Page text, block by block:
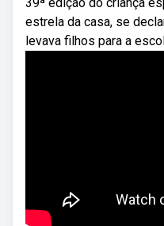
estrela da casa, se
levava filhos para a